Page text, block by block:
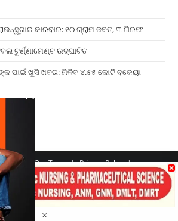
କାରବାର: ୧୦ ଗ୍ରାମ ଜବତ, ୩ ଗିରଫ
ଟୁର୍ଣ୍ଣାମେଣ୍ଟ ଉଦ୍ଘାଟିତ
ପାଇଁ ଖୁସି ଖବର: ମିଳିବ ୪.୫୫ କୋଟି ବକେୟା
us Our Team
Privacy Policy
Terms & Conditions
- ATV Angul All Rights Reserved
Made with ❤️ By UPDIGIT
×
×